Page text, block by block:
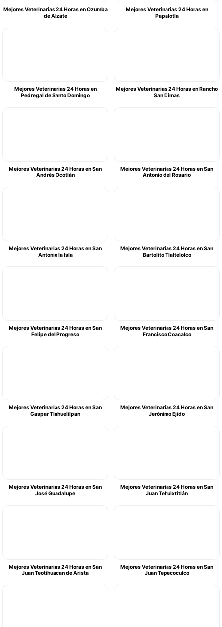
Mejores Veterinarias 24 Horas en Ozumba
de Alzate
Mejores Veterinarias 24 Horas en
Papalotla
Mejores Veterinarias 24 Horas en
Pedregal de Santo Domingo
Mejores Veterinarias 24 Horas en Rancho
San Dimas
Mejores Veterinarias 24 Horas en San
Andrés Ocotlán
Mejores Veterinarias 24 Horas en San
Antonio del Rosario
Mejores Veterinarias 24 Horas en San
Antonio la Isla
Mejores Veterinarias 24 Horas en San
Bartolito Tlaltelolco
Mejores Veterinarias 24 Horas en San
Felipe del Progreso
Mejores Veterinarias 24 Horas en San
Francisco Coacalco
Mejores Veterinarias 24 Horas en San
Gaspar Tlahuelilpan
Mejores Veterinarias 24 Horas en San
Jerónimo Ejido
Mejores Veterinarias 24 Horas en San
José Guadalupe
Mejores Veterinarias 24 Horas en San
Juan Tehuixtitlán
Mejores Veterinarias 24 Horas en San
Juan Teotihuacan de Arista
Mejores Veterinarias 24 Horas en San
Juan Tepecoculco